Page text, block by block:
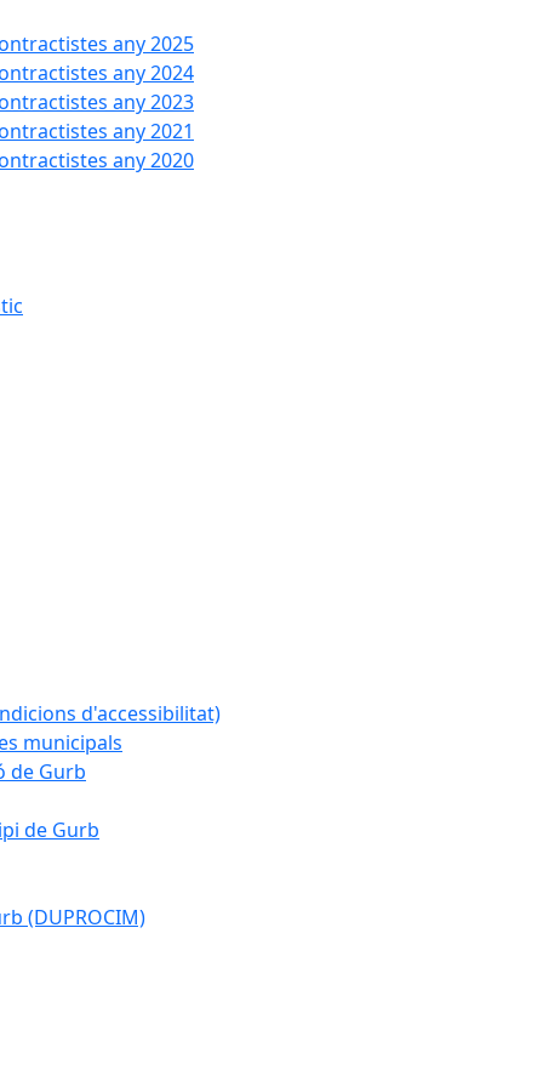
any 2025
any 2024
any 2023
any 2021
any 2020
d'accessibilitat)
municipals
de Gurb
de Gurb
(DUPROCIM)